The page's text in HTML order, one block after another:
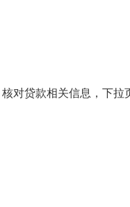
贷款相关信息，下拉